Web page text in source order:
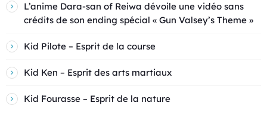
L’anime Dara-san of Reiwa dévoile une vidéo sans
crédits de son ending spécial « Gun Valsey’s Theme »
Kid Pilote – Esprit de la course
Kid Ken – Esprit des arts martiaux
Kid Fourasse – Esprit de la nature